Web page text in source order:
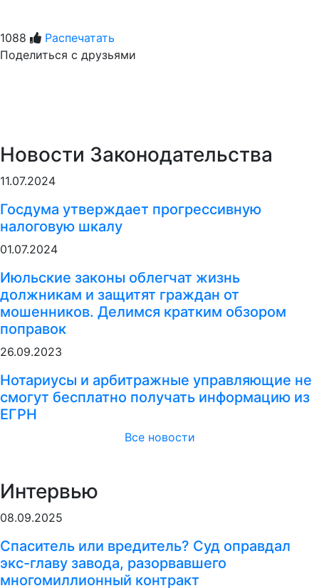
1088
Распечатать
Поделиться с друзьями
Новости Законодательства
11.07.2024
Госдума утверждает прогрессивную
налоговую шкалу
01.07.2024
Июльские законы облегчат жизнь
должникам и защитят граждан от
мошенников. Делимся кратким обзором
поправок
26.09.2023
Нотариусы и арбитражные управляющие не
смогут бесплатно получать информацию из
ЕГРН
Все новости
Интервью
08.09.2025
Спаситель или вредитель? Суд оправдал
экс-главу завода, разорвавшего
многомиллионный контракт